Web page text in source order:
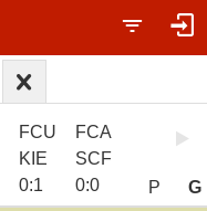
FCU
KIE
0:1
FCA
SCF
0:0 P G